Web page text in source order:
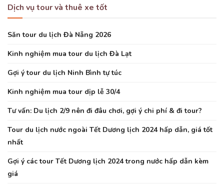
Dịch vụ tour và thuê xe tốt
Săn tour du lịch Đà Nẵng 2026
Kinh nghiệm mua tour du lịch Đà Lạt
Gợi ý tour du lịch Ninh Bình tự túc
Kinh nghiệm mua tour dịp lễ 30/4
Tư vấn: Du lịch 2/9 nên đi đâu chơi, gợi ý chi phí & đi tour?
Tour du lịch nước ngoài Tết Dương lịch 2024 hấp dẫn, giá tốt
nhất
Gợi ý các tour Tết Dương lịch 2024 trong nước hấp dẫn kèm
giá